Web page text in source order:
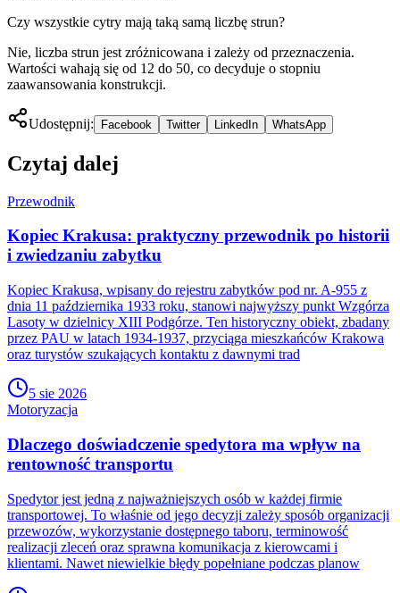
Czy wszystkie cytry mają taką samą liczbę strun?
Nie, liczba strun jest zróżnicowana i zależy od przeznaczenia.
Wartości wahają się od 12 do 50, co decyduje o stopniu
zaawansowania konstrukcji.
Udostępnij: Facebook Twitter LinkedIn WhatsApp
Czytaj dalej
Przewodnik
Kopiec Krakusa: praktyczny przewodnik po historii
i zwiedzaniu zabytku
Kopiec Krakusa, wpisany do rejestru zabytków pod nr. A-955 z
dnia 11 października 1933 roku, stanowi najwyższy punkt Wzgórza
Lasoty w dzielnicy XIII Podgórze. Ten historyczny obiekt, zbadany
przez PAU w latach 1934-1937, przyciąga mieszkańców Krakowa
oraz turystów szukających kontaktu z dawnymi trad
5 sie 2026
Motoryzacja
Dlaczego doświadczenie spedytora ma wpływ na
rentowność transportu
Spedytor jest jedną z najważniejszych osób w każdej firmie
transportowej. To właśnie od jego decyzji zależy sposób organizacji
przewozów, wykorzystanie dostępnego taboru, terminowość
realizacji zleceń oraz sprawna komunikacja z kierowcami i
klientami. Nawet niewielkie błędy popełniane podczas planow